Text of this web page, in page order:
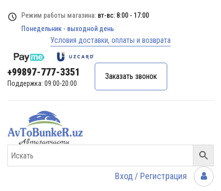
Режим работы магазина: вт-вс: 8:00 - 17:00
Понедельник - выходной день
Условия доставки, оплаты и возврата
+99897-777-3351
Поддержка: 09:00-20:00
Заказать звонок
Вход / Регистрация